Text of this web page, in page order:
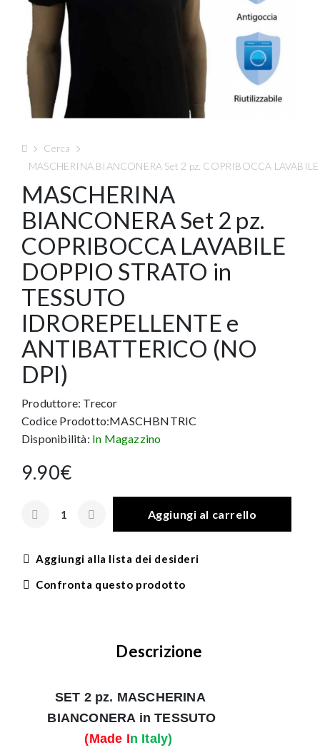
Cerca
MASCHERINA BIANCONERA Set 2 pz. COPRIBOCCA
MASCHERINA
BIANCONERA Set 2 pz.
COPRIBOCCA LAVABILE
DOPPIO STRATO in
TESSUTO
IDROREPELLENTE e
ANTIBATTERICO (NO
DPI)
Produttore: Trecor
Codice Prodotto:MASCHBNTRIC
Disponibilità: In Magazzino
9.90€
Aggiungi al carrello
Aggiungi alla lista dei desideri
Confronta questo prodotto
Descrizione
SET 2 pz. MASCHERINA
BIANCONERA in TESSUTO
(Made In Italy)